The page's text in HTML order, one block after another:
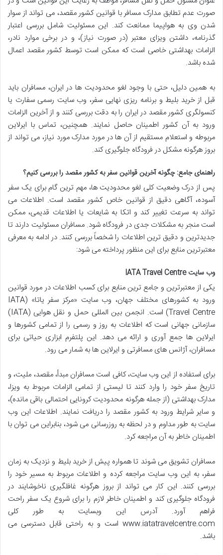
صورت عدم تطابق مدارک مسافر با قوانین کشور مقصد، می تواند از سوار
شدن وی به هواپیما ممانعت کند. این مسئولیت شامل بررسی اعتبار
گذرنامه، داشتن ویزای معتبر (در صورت نیاز)، و در برخی موارد نادر،
الزامات بهداشتی خاصی است که ممکن است توسط کشور مقصد اعمال
شده باشد.
به همین دلیل، حتی با وجود لغو محدودیت ها در ایران، مسافران باید
قبل از خرید بلیط و برنامه ریزی نهایی سفر، وب سایت رسمی سفارت یا
کنسولگری کشور مقصد در ایران را به دقت بررسی کنند و از آخرین الزامات
ورود به آن کشور اطمینان حاصل نمایند. همچنین، تماس با ایرلاین
مربوطه و استعلام مستقیم از آن ها در مورد مدارک مورد نیاز، می تواند از
بروز هرگونه مشکل در فرودگاه جلوگیری کند.
راهنمای جامع: چگونه آخرین قوانین سفر به کشور مقصد را بررسی کنیم؟
پس از درک وضعیت کلی لغو محدودیت ها، مهم ترین گام برای یک سفر
آسوده، آگاهی دقیق از قوانین خاص کشور مقصد است. اطلاعات می
تواند به سرعت تغییر کند و اتکا به شایعات یا اطلاعات قدیمی، ممکن
است منجر به مشکلات جدی در فرودگاه شود. مسافران مسئولیت دارند تا
جدیدترین و دقیق ترین اطلاعات را شخصاً بررسی کنند. در ادامه به معرفی
معتبرترین منابع برای این منظور پرداخته می شود:
وب سایت IATA Travel Centre
یکی از معتبرترین و جامع ترین منابع برای کسب اطلاعات در مورد قوانین
ورود به کشورهای مختلف جهان، وب سایت «مرکز سفر یاتا» (IATA
Travel Centre) است. انجمن بین المللی حمل و نقل هوایی (IATA)
سازمانی جهانی است که اطلاعات به روز و رسمی را از تمامی کشورها و
ایرلاین ها جمع آوری و ارائه می دهد. این پلتفرم ابزاری حیاتی برای
مسافران، آژانس های مسافرتی و ایرلاین ها به شمار می رود.
برای استفاده از این وب سایت، کافی است مسافران مبدأ، مقصد، ملیت، و
تاریخ سفر خود را وارد کنند تا لیستی از تمامی الزامات مربوط به ویزا،
مدارک بهداشتی (از جمله هرگونه محدودیت کرونایی احتمالی باقی مانده)،
و سایر شرایط ورود به کشور مقصد را دریافت نمایند. اطلاعات این وب
سایت به طور مداوم و در لحظه به روزرسانی می شود، بنابراین می توان با
اطمینان خاطر به آن مراجعه کرد.
مسافران تشویق می شوند تا همواره پیش از خرید بلیط و نزدیک به زمان
سفر، به این وب سایت مراجعه کرده و اطلاعات مربوط به مسیر خود را
بررسی کنند. این کار می تواند از بروز هرگونه غافلگیری ناخوشایند در
فرودگاه جلوگیری کند و اطمینان خاطر لازم را برای شروع یک سفر راحت
فراهم آورد. آدرس این وبسایت به طور کلی
www.iatatravelcentre.com است و به راحتی قابل دسترسی می
باشد.